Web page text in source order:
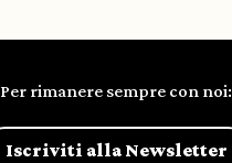
Per rimanere sempre con noi:
Iscriviti alla Newsletter